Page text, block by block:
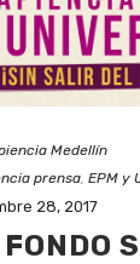
Medellín
prensa EPM y
28, 2017
FONDO